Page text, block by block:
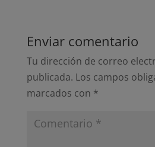
Enviar comentario
Tu dirección de correo
publicada. Los campos
marcados con *